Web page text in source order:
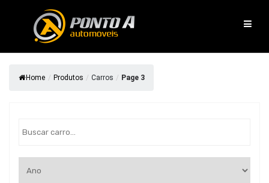
conteúdo
Home / Produtos / Carros / Page 3